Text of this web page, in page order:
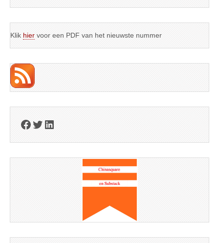
Klik hier voor een PDF van het nieuwste nummer
Facebook
Twitter
LinkedIn